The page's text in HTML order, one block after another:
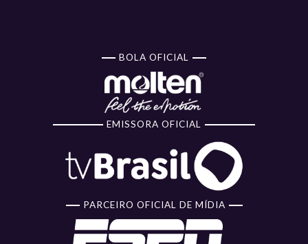
BOLA OFICIAL
EMISSORA OFICIAL
PARCEIRO OFICIAL DE MÍDIA